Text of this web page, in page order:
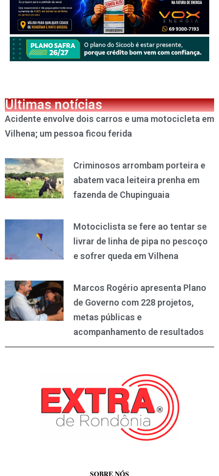
Últimas notícias
Acidente envolve dois carros e uma motocicleta em
Vilhena; um pessoa ficou ferida
Criminosos arrombam porteira e
abatem vaca leiteira prenha em
fazenda de Chupinguaia
Motociclista se fere ao tentar se
livrar de linha de pipa no pescoço
e sofrer queda em Vilhena
Marcos Rogério apresenta Plano
de Governo com 228 projetos,
metas públicas e
acompanhamento de resultados
SOBRE NÓS